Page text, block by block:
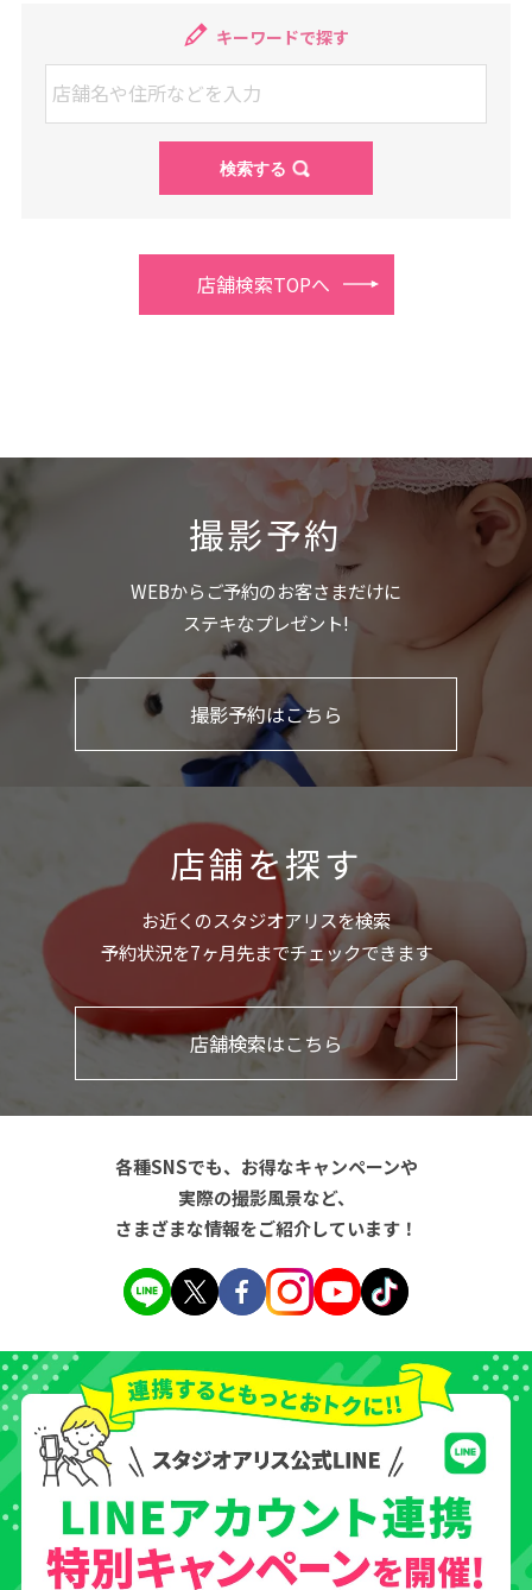
キーワードで探す
店舗検索TOPへ
撮影予約
WEBからご予約のお客さまだけに
ステキなプレゼント!
撮影予約はこちら
店舗を探す
お近くのスタジオアリスを検索
予約状況を7ヶ月先までチェックできます
店舗検索はこちら
各種SNSでも、お得なキャンペーンや
実際の撮影風景など、
さまざまな情報をご紹介しています！